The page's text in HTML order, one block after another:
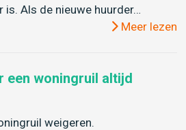
is. Als de nieuwe huurder…
Meer lezen
een woningruil altijd
weigeren.